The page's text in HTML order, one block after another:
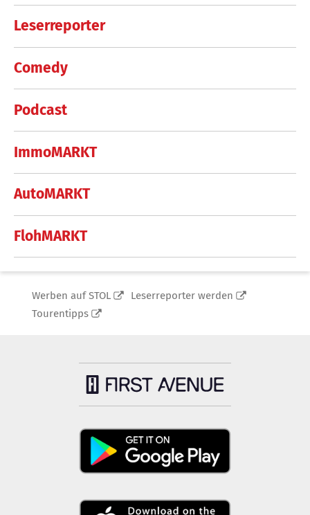
Leserreporter
Comedy
Podcast
ImmoMARKT
AutoMARKT
FlohMARKT
Werben auf STOL
Leserreporter werden
Tourentipps